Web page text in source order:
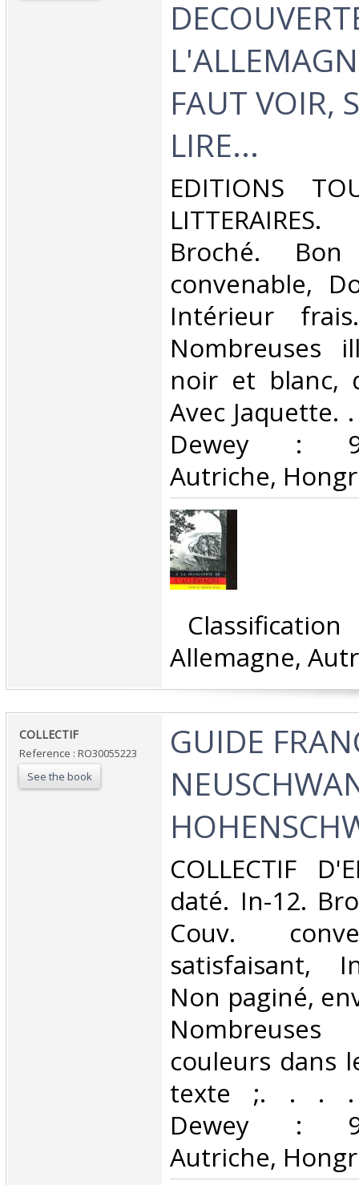
FAUT VOIR,
LIRE...‎
‎EDITIONS
Broché.
convenable,
Intérieur
Nombreuses
noir et blanc,
Avec Jaquette.
Dewey :
Autriche,
Allemagne,
‎COLLECTIF‎
Reference : RO30055223
See the book
‎GUIDE
‎COLLECTIF
daté. In-12.
Couv.
satisfaisant,
Non paginé,
couleurs dans
texte ;. . . .
Dewey :
Autriche,